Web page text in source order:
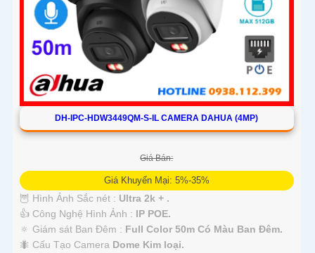
DH-IPC-HDW3449QM-S-IL CAMERA DAHUA (4MP)
Giá Bán:
Giá Khuyến Mại: 5%-35%
🦉 Hình Ảnh Sắc nét : Ultra 2k + .
👍 Công Nghệ Hình Ảnh : IP POE.
🔅 Giám sát Ban Đêm : Full Color 50m Có Màu Ban Ðêm.
🐜 Cấu Tạo Camera Dome Kim loại.